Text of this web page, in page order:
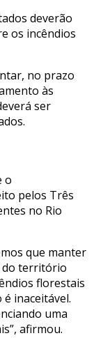
deverão
os incêndios
no prazo
às
ser
o
pelos Três
no Rio
que manter
do território
florestais
inaceitável.
uma
afirmou.